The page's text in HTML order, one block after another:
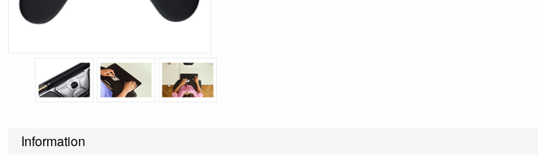
Information